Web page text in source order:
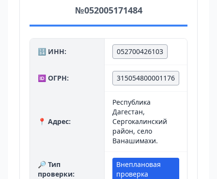
№052005171484
🔢 ИНН: 052700426103
🆔 ОГРН: 315054800001176
📍 Адрес:
Республика
Дагестан,
Сергокалинский
район, село
Ванашимахи.
🔎 Тип
проверки:
Внеплановая
проверка